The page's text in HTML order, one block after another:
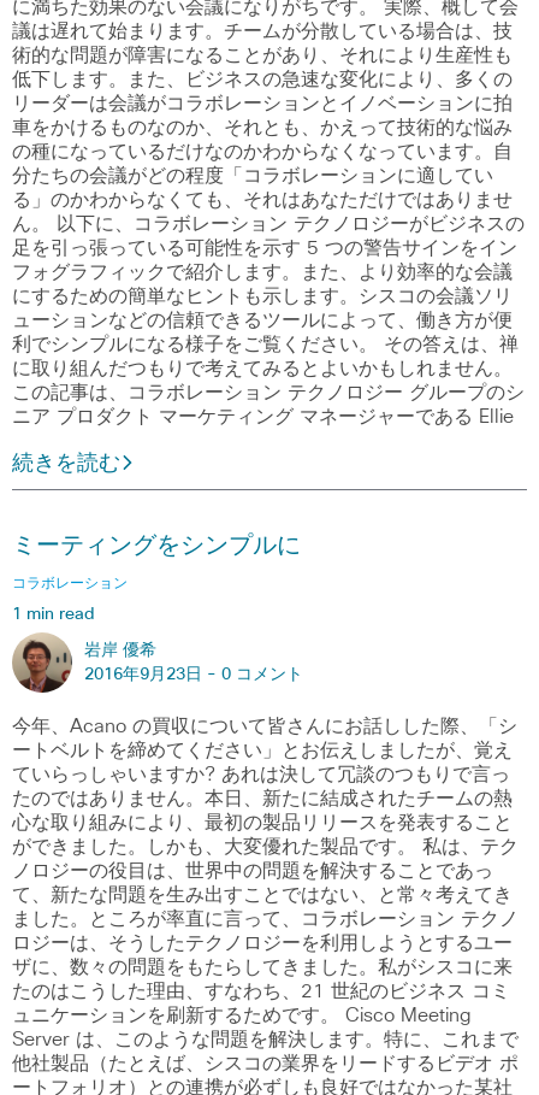
に満ちた効果のない会議になりがちです。 実際、概して会
議は遅れて始まります。チームが分散している場合は、技
術的な問題が障害になることがあり、それにより生産性も
低下します。また、ビジネスの急速な変化により、多くの
リーダーは会議がコラボレーションとイノベーションに拍
車をかけるものなのか、それとも、かえって技術的な悩み
の種になっているだけなのかわからなくなっています。自
分たちの会議がどの程度「コラボレーションに適してい
る」のかわからなくても、それはあなただけではありませ
ん。 以下に、コラボレーション テクノロジーがビジネスの
足を引っ張っている可能性を示す 5 つの警告サインをイン
フォグラフィックで紹介します。また、より効率的な会議
にするための簡単なヒントも示します。シスコの会議ソリ
ューションなどの信頼できるツールによって、働き方が便
利でシンプルになる様子をご覧ください。 その答えは、禅
に取り組んだつもりで考えてみるとよいかもしれません。
この記事は、コラボレーション テクノロジー グループのシ
ニア プロダクト マーケティング マネージャーである Ellie
続きを読む
ミーティングをシンプルに
コラボレーション
1 min read
岩岸 優希
2016年9月23日 - 0 コメント
今年、Acano の買収について皆さんにお話しした際、「シ
ートベルトを締めてください」とお伝えしましたが、覚え
ていらっしゃいますか? あれは決して冗談のつもりで言っ
たのではありません。本日、新たに結成されたチームの熱
心な取り組みにより、最初の製品リリースを発表すること
ができました。しかも、大変優れた製品です。 私は、テク
ノロジーの役目は、世界中の問題を解決することであっ
て、新たな問題を生み出すことではない、と常々考えてき
ました。ところが率直に言って、コラボレーション テクノ
ロジーは、そうしたテクノロジーを利用しようとするユー
ザに、数々の問題をもたらしてきました。私がシスコに来
たのはこうした理由、すなわち、21 世紀のビジネス コミ
ュニケーションを刷新するためです。 Cisco Meeting
Server は、このような問題を解決します。特に、これまで
他社製品（たとえば、シスコの業界をリードするビデオ ポ
ートフォリオ）との連携が必ずしも良好ではなかった某社